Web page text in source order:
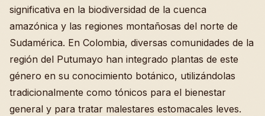
significativa en la biodiversidad de la cuenca
amazónica y las regiones montañosas del norte de
Sudamérica. En Colombia, diversas comunidades de la
región del Putumayo han integrado plantas de este
género en su conocimiento botánico, utilizándolas
tradicionalmente como tónicos para el bienestar
general y para tratar malestares estomacales leves.